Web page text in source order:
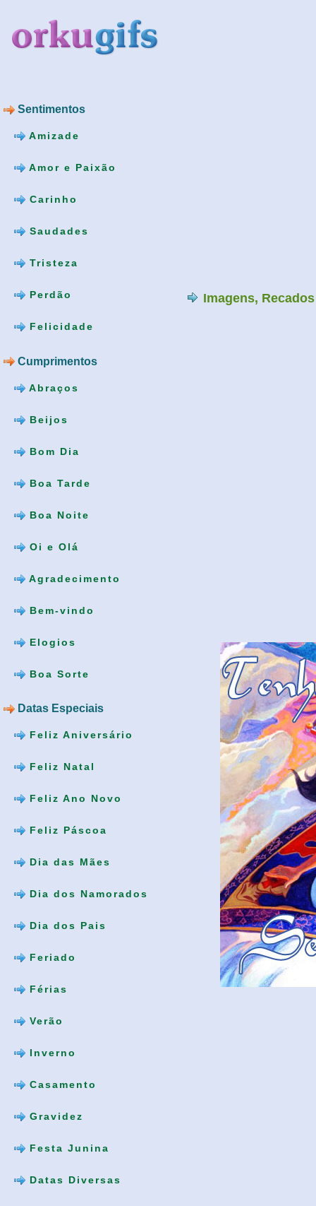
Sentimentos
Amizade
Amor e Paixão
Carinho
Saudades
Tristeza
Perdão
Felicidade
Cumprimentos
Abraços
Beijos
Bom Dia
Boa Tarde
Boa Noite
Oi e Olá
Agradecimento
Bem-vindo
Elogios
Boa Sorte
Datas Especiais
Feliz Aniversário
Feliz Natal
Feliz Ano Novo
Feliz Páscoa
Dia das Mães
Dia dos Namorados
Dia dos Pais
Feriado
Férias
Verão
Inverno
Casamento
Gravidez
Festa Junina
Datas Diversas
Imagens,